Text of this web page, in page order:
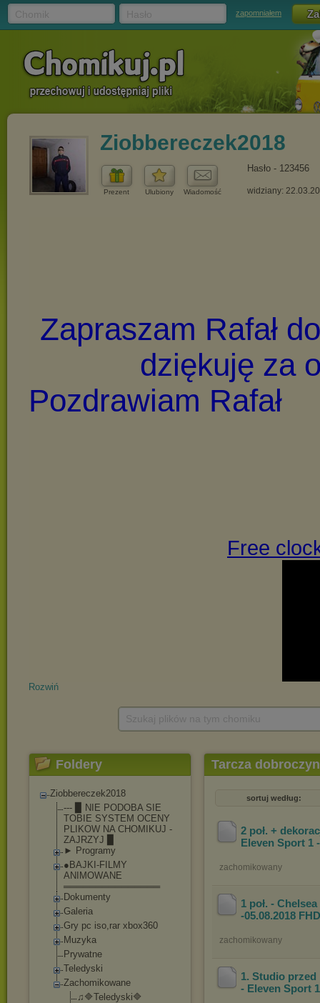
zapomniałem
Ziobbereczek2018
Prezent Ulubiony Wiadomość
Hasło - 123456
widziany:
Rozwiń
Foldery
Ziobbereczek2018
--- ▉ NIE PODOBA SIE
TOBIE SYSTEM OCENY
PLIKOW NA CHOMIKUJ -
ZAJRZYJ ▉
► Programy
●BAJKI-FILMY
ANIMOWANE
═══════════════
Dokumenty
Galeria
Gry pc iso,rar xbox360
Muzyka
Prywatne
Teledyski
Zachomikowane
♫🔷Teledyski🔷
Tarcza
sortuj według:
2 poł. +
Eleven Sport 1
zachomikowany
1 poł. -
-05.08.2018 FHD
zachomikowany
1. Studio przed
- Eleven Sport